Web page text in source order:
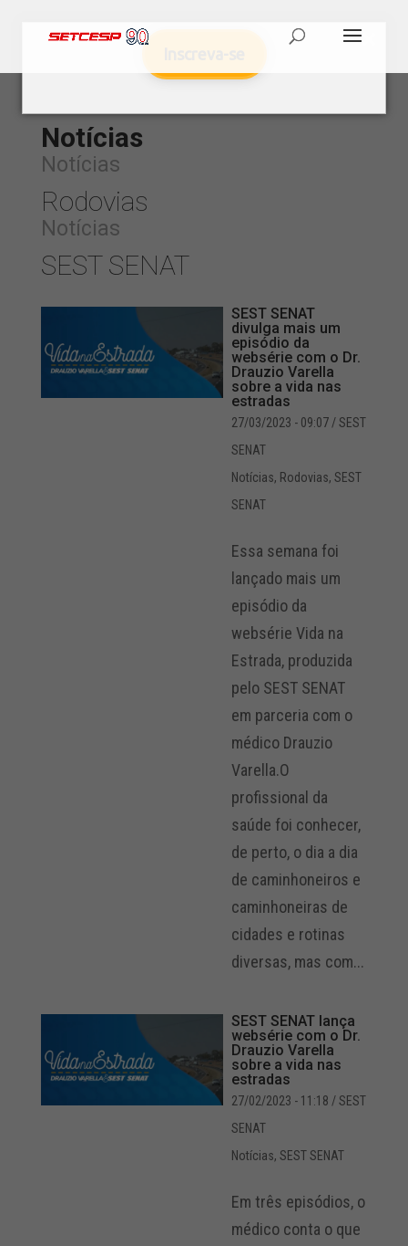
Notícias
Notícias
Rodovias
Notícias
SEST SENAT
SEST SENAT
divulga mais um
episódio da
websérie com o Dr.
Drauzio Varella
sobre a vida nas
estradas
27/03/2023 - 09:07/ SEST
SENAT
Notícias, Rodovias, SEST
SENAT
Essa semana foi
lançado mais um
episódio da
websérie Vida na
Estrada, produzida
pelo SEST SENAT
em parceria com o
médico Drauzio
Varella.O
profissional da
saúde foi conhecer,
de perto, o dia a dia
de caminhoneiros e
caminhoneiras de
cidades e rotinas
diversas, mas com...
SEST SENAT lança
websérie com o Dr.
Drauzio Varella
sobre a vida nas
estradas
27/02/2023 - 11:18 / SEST
SENAT
Notícias, SEST SENAT
Em três episódios, o
médico conta o que